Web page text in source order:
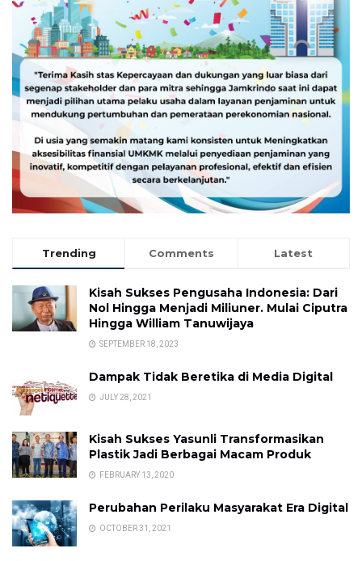
Trending Comments Latest
Kisah Sukses Pengusaha Indonesia: Dari
Nol Hingga Menjadi Miliuner. Mulai Ciputra
Hingga William Tanuwijaya
SEPTEMBER 18, 2023
Dampak Tidak Beretika di Media Digital
JULY 28, 2021
Kisah Sukses Yasunli Transformasikan
Plastik Jadi Berbagai Macam Produk
FEBRUARY 13, 2020
Perubahan Perilaku Masyarakat Era Digital
OCTOBER 31, 2021